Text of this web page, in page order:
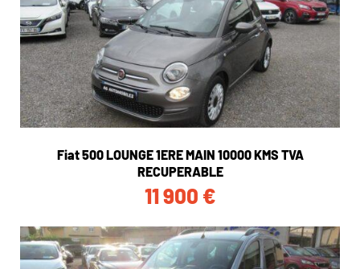
Fiat 500 LOUNGE 1ERE MAIN 10000 KMS TVA
RECUPERABLE
11 900 €